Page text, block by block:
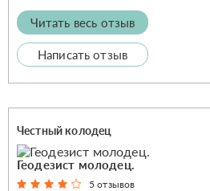
Читать весь отзыв
Написать отзыв
Честный колодец
Геодезист молодец.
5 отзывов